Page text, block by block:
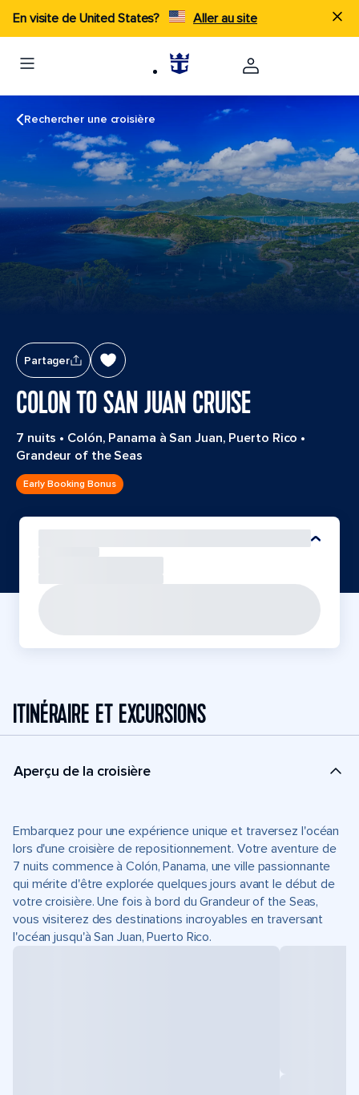
En visite de United States? Aller au site
Rechercher une croisière
Partager
COLON TO SAN JUAN CRUISE
7 nuits • Colón, Panama à San Juan, Puerto Rico •
Grandeur of the Seas
Early Booking Bonus
ITINÉRAIRE ET EXCURSIONS
Aperçu de la croisière
Embarquez pour une expérience unique et traversez l'océan
lors d'une croisière de repositionnement. Votre aventure de
7 nuits commence à Colón, Panama, une ville passionnante
qui mérite d'être explorée quelques jours avant le début de
votre croisière. Une fois à bord du Grandeur of the Seas,
vous visiterez des destinations incroyables en traversant
l'océan jusqu'à San Juan, Puerto Rico.